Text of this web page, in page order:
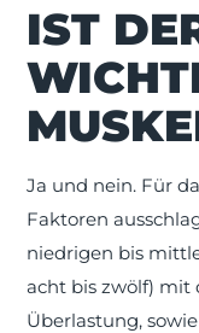
IST
Ja und nein. Für
Faktoren
niedrigen bis
acht bis zwölf) mit
Überlastung,